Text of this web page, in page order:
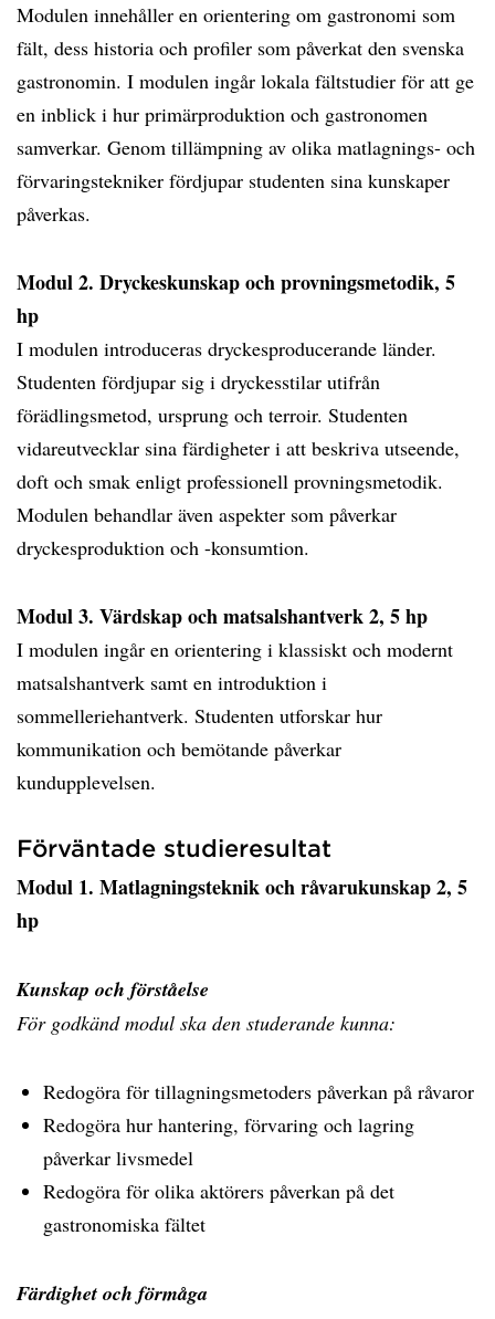
Modulen innehåller en orientering om gastronomi som
fält, dess historia och profiler som påverkat den svenska
gastronomin. I modulen ingår lokala fältstudier för att ge
en inblick i hur primärproduktion och gastronomen
samverkar. Genom tillämpning av olika matlagnings- och
förvaringstekniker fördjupar studenten sina kunskaper
påverkas.
Modul 2. Dryckeskunskap och provningsmetodik, 5
hp
I modulen introduceras dryckesproducerande länder.
Studenten fördjupar sig i dryckesstilar utifrån
förädlingsmetod, ursprung och terroir. Studenten
vidareutvecklar sina färdigheter i att beskriva utseende,
doft och smak enligt professionell provningsmetodik.
Modulen behandlar även aspekter som påverkar
dryckesproduktion och -konsumtion.
Modul 3. Värdskap och matsalshantverk 2, 5 hp
I modulen ingår en orientering i klassiskt och modernt
matsalshantverk samt en introduktion i
sommelleriehantverk. Studenten utforskar hur
kommunikation och bemötande påverkar
kundupplevelsen.
Förväntade studieresultat
Modul 1. Matlagningsteknik och råvarukunskap 2, 5
hp
Kunskap och förståelse
För godkänd modul ska den studerande kunna:
Redogöra för tillagningsmetoders påverkan på råvaror
Redogöra hur hantering, förvaring och lagring
påverkar livsmedel
Redogöra för olika aktörers påverkan på det
gastronomiska fältet
Färdighet och förmåga